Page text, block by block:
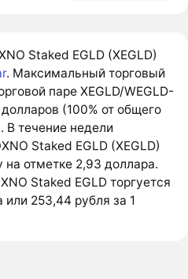
Staked EGLD (XEGLD)
. Максимальный торговый
паре XEGLD/WEGLD-
(100% от общего
течение недели
Staked EGLD (XEGLD)
на отметке 2,93 доллара.
Staked EGLD торгуется
или 253,44 рубля за 1